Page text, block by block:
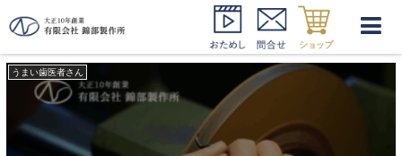
いい歯医者さん
うまい歯医者さん